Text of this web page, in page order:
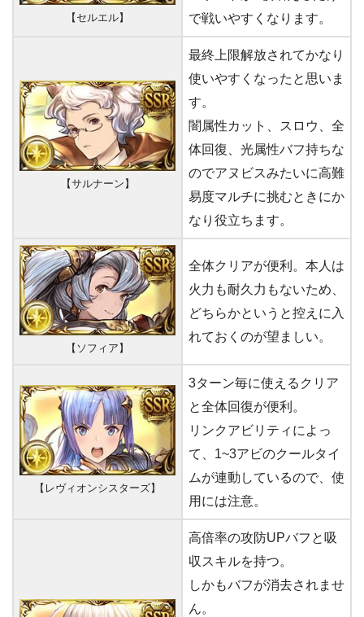
【セルエル】
で戦いやすくなります。
【サルナーン】
最終上限解放されてかなり
使いやすくなったと思いま
す。
闇属性カット、スロウ、全
体回復、光属性バフ持ちな
のでアヌビスみたいに高難
易度マルチに挑むときにか
なり役立ちます。
【ソフィア】
全体クリアが便利。本人は
火力も耐久力もないため、
どちらかというと控えに入
れておくのが望ましい。
【レヴィオンシスターズ】
3ターン毎に使えるクリア
と全体回復が便利。
リンクアビリティによっ
て、1~3アビのクールタイ
ムが連動しているので、使
用には注意。
高倍率の攻防UPバフと吸
収スキルを持つ。
しかもバフが消去されませ
ん。